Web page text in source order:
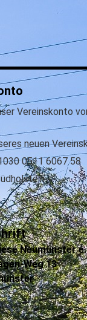
Vereinskonto
neuen
0511 6067 58
Neumünster
Weg 13